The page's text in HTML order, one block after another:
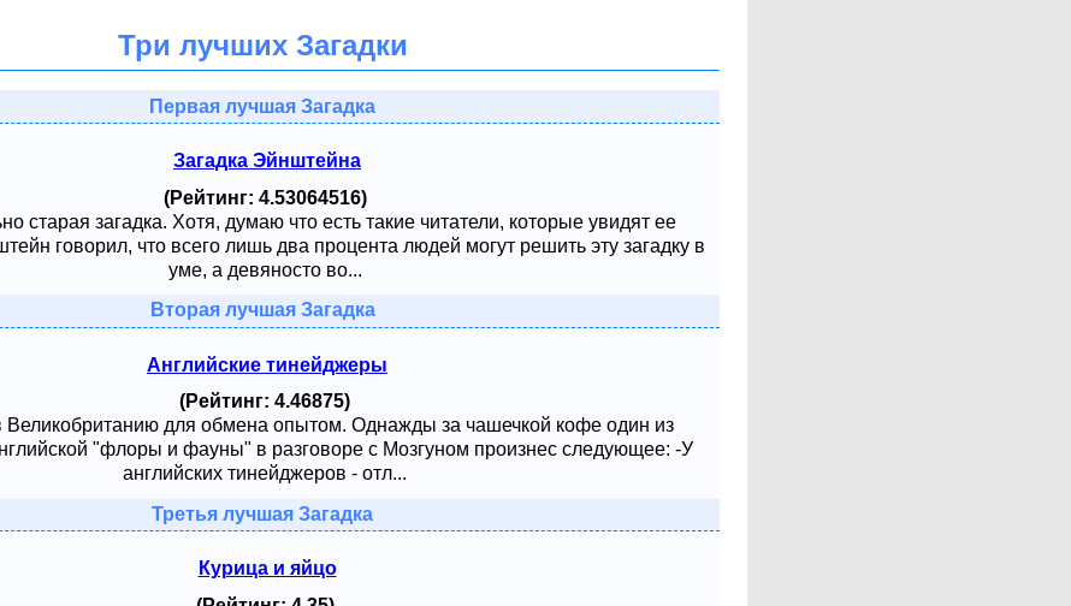
Три лучших Загадки
Первая лучшая Загадка
Загадка Эйнштейна
(Рейтинг: 4.53064516)
старая загадка. Хотя, думаю что есть такие читатели, которые увидят ее
говорил, что всего лишь два процента людей могут решить эту загадку в
уме, а девяносто во...
Вторая лучшая Загадка
Английские тинейджеры
(Рейтинг: 4.46875)
Великобританию для обмена опытом. Однажды за чашечкой кофе один из
"флоры и фауны" в разговоре с Мозгуном произнес следующее: -У
английских тинейджеров - отл...
Третья лучшая Загадка
Курица и яйцо